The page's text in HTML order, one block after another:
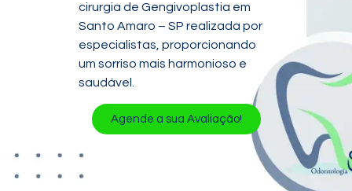
cirurgia de Gengivoplastia em
Santo Amaro – SP realizada por
especialistas, proporcionando
um sorriso mais harmonioso e
saudável.
Agende a sua Avaliação!